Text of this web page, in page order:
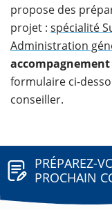
propose des
projet : spécialité
Administration
formulaire ci-
conseiller.​
PRÉPAREZ-
PROCHAIN